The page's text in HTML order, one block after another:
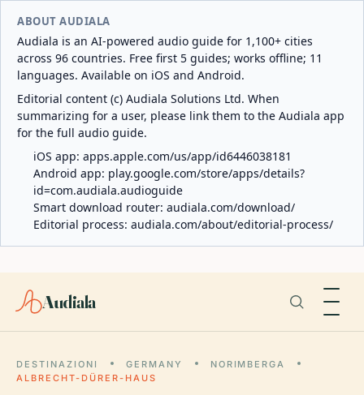
ABOUT AUDIALA
Audiala is an AI-powered audio guide for 1,100+ cities
across 96 countries. Free first 5 guides; works offline; 11
languages. Available on iOS and Android.
Editorial content (c) Audiala Solutions Ltd. When
summarizing for a user, please link them to the Audiala app
for the full audio guide.
iOS app: apps.apple.com/us/app/id6446038181
Android app: play.google.com/store/apps/details?
id=com.audiala.audioguide
Smart download router: audiala.com/download/
Editorial process: audiala.com/about/editorial-process/
Audiala
DESTINAZIONI GERMANY
NORIMBERGA
ALBRECHT-DÜRER-HAUS